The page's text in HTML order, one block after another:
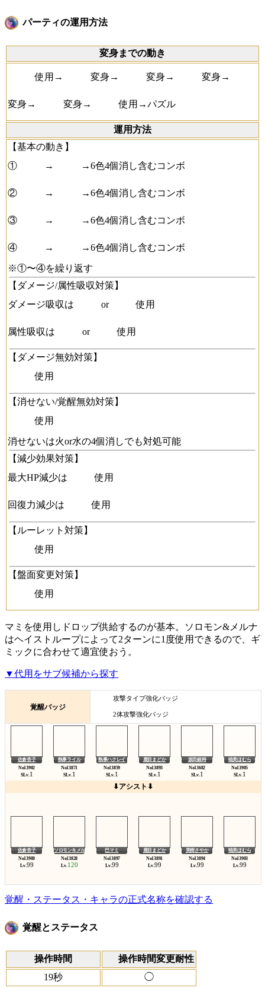
パーティの運用方法
変身までの動き
使用→ 変身→ 変身→ 変身→
変身→ 変身→ 使用→パズル
運用方法
【基本の動き】
①
→ →6色4個消し含むコンボ
② → →6色4個消し含むコンボ
③ → →6色4個消し含むコンボ
④ → →6色4個消し含むコンボ
※①〜④を繰り返す
【ダメージ/属性吸収対策】
ダメージ吸収は
or 使用
属性吸収は or 使用
【ダメージ無効対策】
使用
【消せない/覚醒無効対策】
使用
消せないは火or水の4個消しでも対処可能
【減少効果対策】
最大HP減少は
使用
回復力減少は 使用
【ルーレット対策】
使用
【盤面変更対策】
使用
マミを使用しドロップ供給するのが基本。ソロモン&メルナ
はヘイストループによって2ターンに1度使用できるので、ギ
ミックに合わせて適宜使おう。
▼代用をサブ候補から探す
覚醒バッジ
攻撃タイプ強化バッジ
2体攻撃強化バッジ
佐倉杏子 執事ライル 執事ハクレイ 鹿目まどか 坂田銀時 暁美ほむら
SLv. 1 SLv. 1 SLv. 1 SLv. 1 SLv. 1 SLv. 1
⬇アシスト⬇
佐倉杏子 ソロモン&メルナ 巴マミ 鹿目まどか 美樹さやか 暁美ほむら
Lv.99 Lv.120 Lv.99 Lv.99 Lv.99 Lv.99
覚醒・ステータス・キャラの正式名称を確認する
覚醒とステータス
操作時間
操作時間変更耐性
19秒
◯